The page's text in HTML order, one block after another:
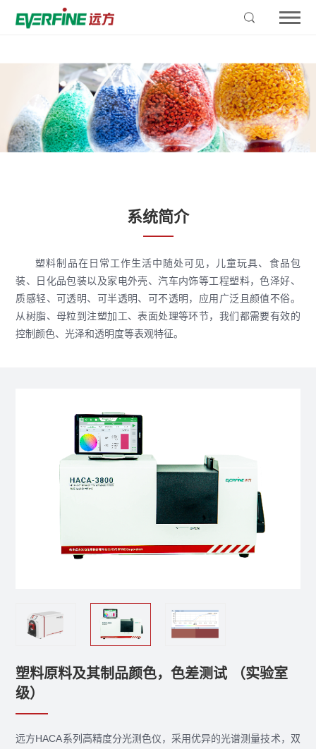
系统简介
塑料制品在日常工作生活中随处可见，儿童玩具、食品包
装、日化品包装以及家电外壳、汽车内饰等工程塑料，色泽好、
质感轻、可透明、可半透明、可不透明，应用广泛且颜值不俗。
从树脂、母粒到注塑加工、表面处理等环节，我们都需要有效的
控制颜色、光泽和透明度等表观特征。
塑料原料及其制品颜色，色差测试 （实验室
级）
远方HACA系列高精度分光测色仪，采用优异的光谱测量技术，双